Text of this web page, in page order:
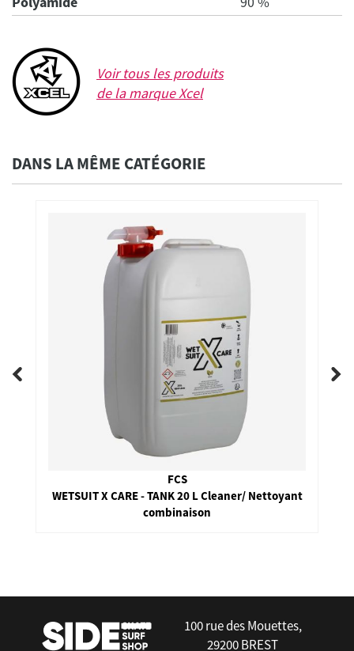
Voir tous les produits
de la marqueXcel
DANS LA MÊME CATÉGORIE
FCS
WETSUIT X CARE - TANK 20 L Cleaner/ Nettoyant
combinaison
100 rue des Mouettes,
29200 BREST